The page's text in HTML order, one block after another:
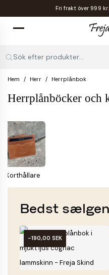
Fri frakt över 999 kr.
Sök efter produkter...
Hem Herr Herrplånbok
Herrplånböcker och
Korthållare
Bedst
-190,00 SEK